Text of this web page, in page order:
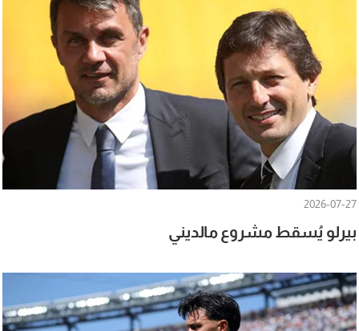
2026-07-27
بيرلو يُسقط مشروع مالديني